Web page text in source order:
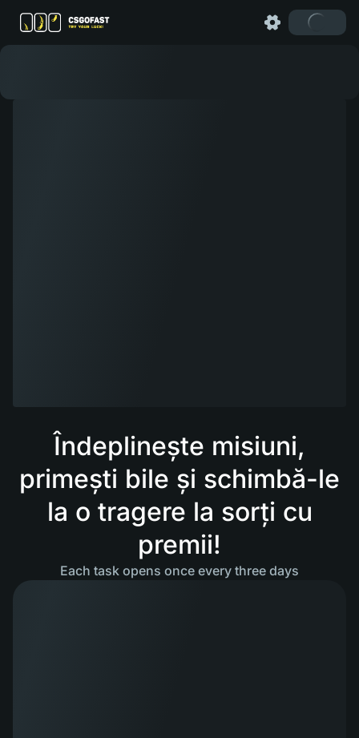
Îndeplinește misiuni,
primești bile și schimbă-le
la o tragere la sorți cu
premii!
Each task opens once every three days